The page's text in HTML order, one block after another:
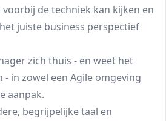
de techniek kan kijken en
juiste business perspectief
zich thuis - en weet het
- in zowel een Agile omgeving
aanpak.
begrijpelijke taal en